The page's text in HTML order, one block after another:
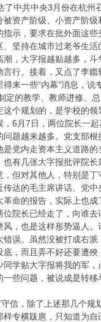
了中共中央3月份在杭
资产阶级、小资产阶
示，要求在批外面这
坚持在城市过老爷生活
，大字报越贴越多，
行。接着，又点了李
来一些“内幕”消息，
定的教学、教师进修、
个规划的，是学校的
6月7日，两位院长一起
题越来越多。党支部
党内走资本主义道路
有几张大字报批评院
但对其他人，特别是
达的毛主席讲话、党
命的报告，实际上也
位院长已经走了，向谁
，也是这样形势逼人
误。虽然没被打成右
，而且弄不好还要遭殃
学贴大字报将我的军
一些问题，被说成是转
信，除了上述那几个
专横跋扈，只知道为